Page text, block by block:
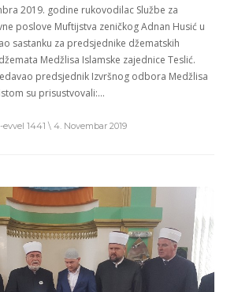
2019. godine rukovodilac Službe za
poslove Muftijstva zeničkog Adnan Husić u
sastanku za predsjednike džematskih
Medžlisa Islamske zajednice Teslić.
predsjednik Izvršnog odbora Medžlisa
su prisustvovali:…
1441 \ 4. Novembar 2019